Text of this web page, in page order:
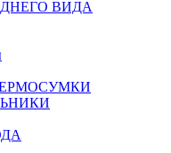
ВИДА